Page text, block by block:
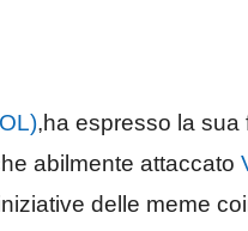
,ha espresso la sua
abilmente attaccato
delle meme